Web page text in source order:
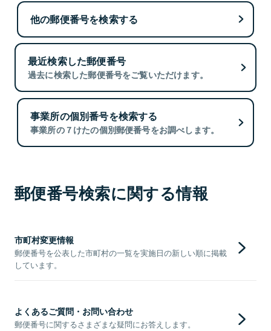
他の郵便番号を検索する
最近検索した郵便番号
過去に検索した郵便番号をご覧いただけます。
事業所の個別番号を検索する
事業所の７けたの個別郵便番号をお調べします。
郵便番号検索に関する情報
市町村変更情報
郵便番号を公表した市町村の一覧を実施日の新しい順に掲載
しています。
よくあるご質問・お問い合わせ
郵便番号に関するさまざまな疑問にお答えします。